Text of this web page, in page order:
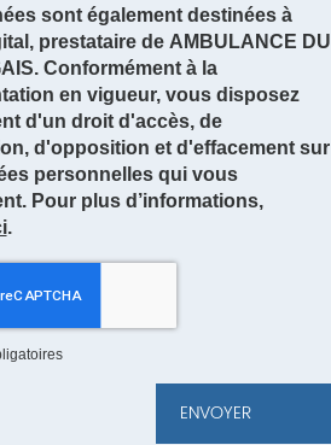
sont également destinées à
prestataire de AMBULANCE DU
Conformément à la
en vigueur, vous disposez
d'un droit d'accès, de
d'opposition et d'effacement sur
personnelles qui vous
Pour plus d’informations,
.